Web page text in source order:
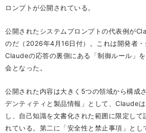
ロンプトが公開されている。
公開されたシステムプロンプトの代表例が
のだ（2026年4月16日付）。これは開発者・
Claudeの応答の裏側にある「制御ルール」
会となった。
公開された内容は大きく5つの領域から構成
デンティティと製品情報」として、Claude
し、自己知識を文書化された範囲に限定して
れている。第二に「安全性と禁止事項」とし